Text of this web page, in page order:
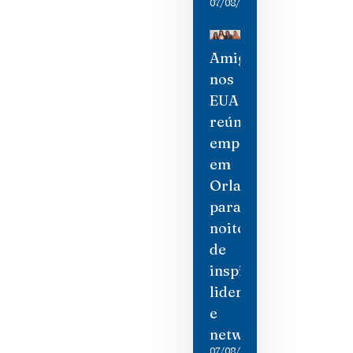
07/08/2026
Amigas
nos
EUA
reúne
empresárias
em
Orlando
para
noite
de
inspiração,
liderança
e
networking